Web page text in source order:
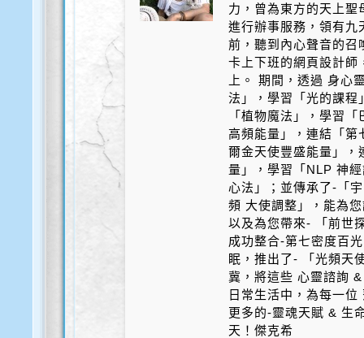
力，曾為東方的天上
進行辦事服務，領有
前，聽到內心聲音的召
卡上下班的網頁設計師
上。 期間，透過 身心
法」，學習「光的課程
「植物魔法」，學習
高頻能量」，連結「第
爾金天使豐盛能量」，
量」，學習「NLP 神
心法」；並傳承了-「
頻 大使調整」，能為
以及為您帶來- 「前世
成功整合-第七密度百
眠，推出了- 「光頻天
冀，將這些 心靈諮詢
日常生活中，為每一
更多的-靈魂天賦 & 生
天！傑克希